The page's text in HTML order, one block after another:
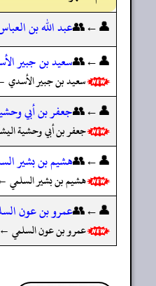
👤←👥عبد الله بن
👤←👥سعيد بن جبير
سعيد بن جبير الأسدي
👤←👥جعفر بن أبي
جعفر بن أبي وحشية
👤←👥هشيم بن بشير
هشيم بن بشير السلمي
👤←👥عمرو بن عون
عمرو بن عون السلمي